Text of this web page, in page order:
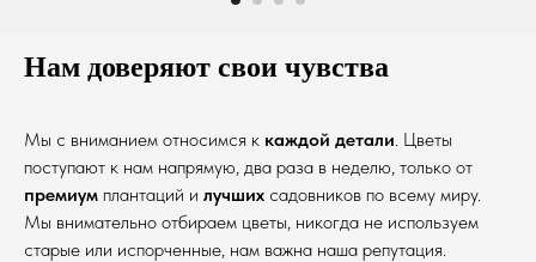
Нам доверяют свои чувства
Мы с вниманием относимся к каждой детали. Цветы
поступают к нам напрямую, два раза в неделю, только от
премиум плантаций и лучших садовников по всему миру.
Мы внимательно отбираем цветы, никогда не используем
старые или испорченные, нам важна наша репутация.